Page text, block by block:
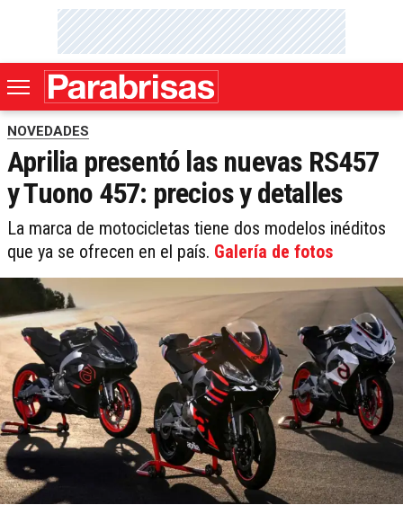
NOVEDADES
Aprilia presentó las nuevas RS457
y Tuono 457: precios y detalles
La marca de motocicletas tiene dos modelos inéditos
que ya se ofrecen en el país. Galería de fotos